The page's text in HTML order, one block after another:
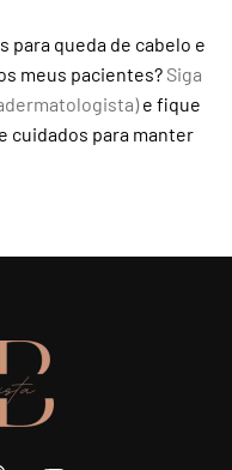
para queda de cabelo e
meus pacientes? Siga
e fique
cuidados para manter